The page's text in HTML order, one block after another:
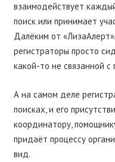
взаимодействует
поиск или принимает
Далёким от
регистраторы просто
какой-то не связанной с
А на самом деле
поисках, и его
координатору,
придаёт процессу
вид.